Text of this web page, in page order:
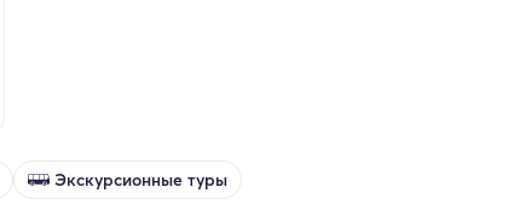
Экскурсионные туры